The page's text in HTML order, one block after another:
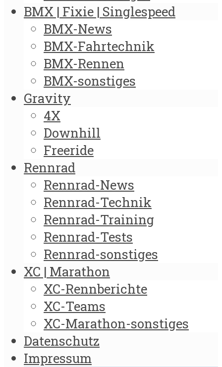
BMX | Fixie | Singlespeed
BMX-News
BMX-Fahrtechnik
BMX-Rennen
BMX-sonstiges
Gravity
4X
Downhill
Freeride
Rennrad
Rennrad-News
Rennrad-Technik
Rennrad-Training
Rennrad-Tests
Rennrad-sonstiges
XC | Marathon
XC-Rennberichte
XC-Teams
XC-Marathon-sonstiges
Datenschutz
Impressum